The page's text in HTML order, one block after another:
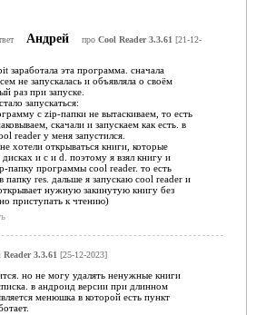
Андрей про Cool Reader 3.3.61 [21-12-
заработала эта программа. сначала
не запускалась и объявляла о своём
раз при запуске.
запускаться:
с zip-папки не вытаскиваем, то есть
скачали и запускаем как есть. в
reader у меня запустился.
хотели открываться книги, которые
дисках и c и d. поэтому я взял книгу и
папку программы cool reader. то есть
папку res. дальше я запускаю cool reader и
нужную закинутую книгу без
приступать к чтению)
Reader 3.3.61[25-12-2023]
но не могу удалять ненужные книги
в андроид версии при длинном
менюшка в которой есть пункт